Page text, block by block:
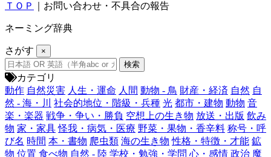
ＴＯＰ ｜お問い合わせ・不具合の報告
ネーミング辞典
さがす ×
カテゴリ
動作 自然災害 人生・運命 人間 動物 - 鳥 財産・経済 自然 自
然 - 海・川
社会的地位・階級・兵種 光 都市・建物 動物 音
楽・楽器 戦争・争い・勝負 空想上の生き物 放送・出版 飲み
物 家・家具 怪我・病気・医療 野菜・果物・香辛料 称号・呼
び名 時間 本・書物 爬虫類 海の生き物 性格・特徴・才能 鉱
物 位置 食べ物 自然 - 陸 学校・勉強・学問 心・感情 政治 魔